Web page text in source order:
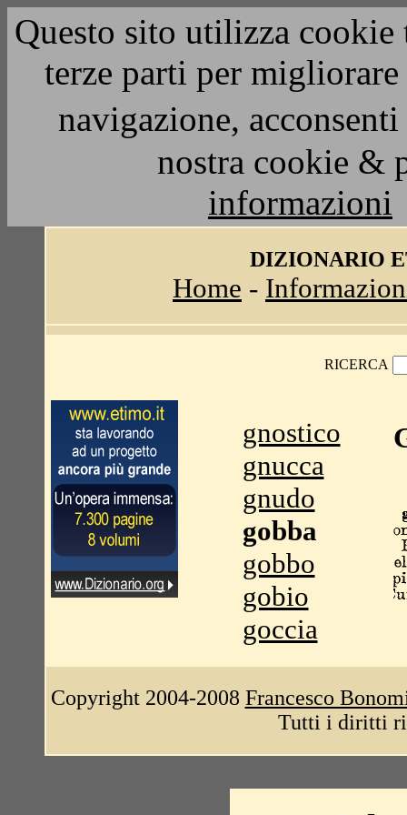
Questo sito utilizza
terze parti per
navigazione,
nostra cookie &
informazioni
DIZIONARIO
Home -
RICERCA
gnostico
gnucca
gnudo
gobba
gobbo
gobio
goccia
Copyright 2004-2008 Francesco
Tutti i diritti